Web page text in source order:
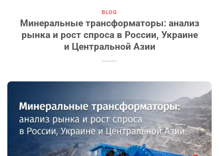
BLOG
Минеральные трансформаторы: анализ
рынка и рост спроса в России, Украине
и Центральной Азии